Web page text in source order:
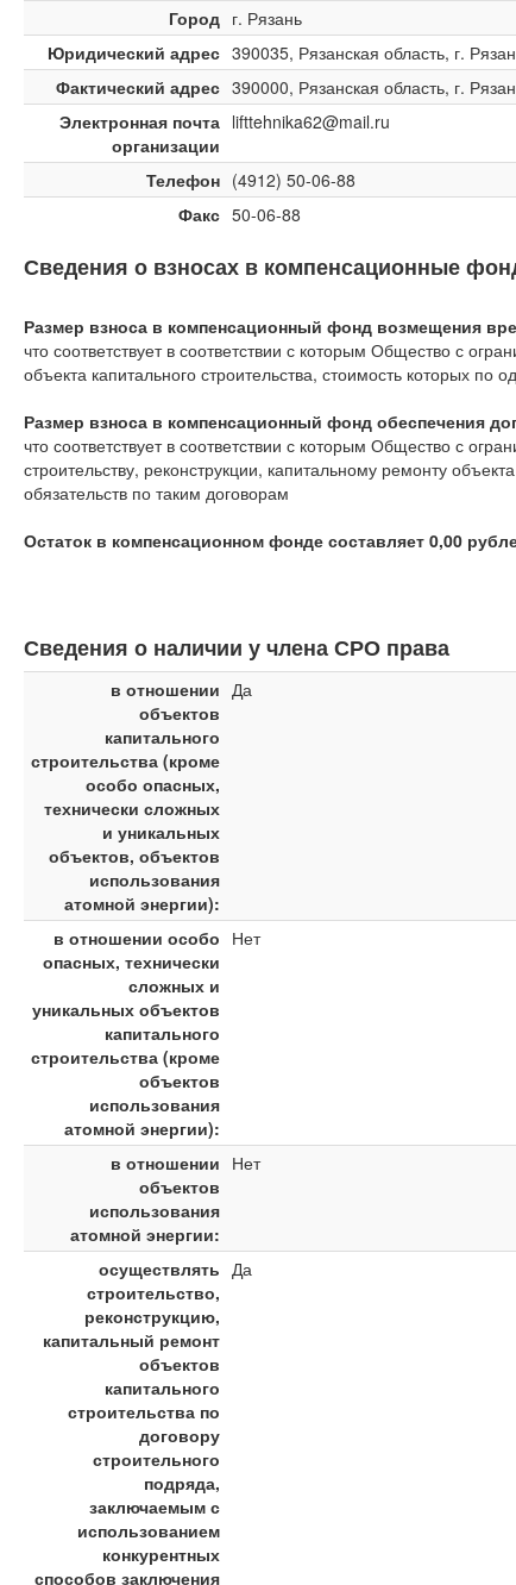
Город г. Рязань
Юридический адрес 390035, Рязанская область, г.
Фактический адрес 390000, Рязанская область, г.
Электронная почта
организации
lifttehnika62@mail.ru
Телефон (4912) 50-06-88
Факс 50-06-88
Сведения о взносах в компенсационные
Размер взноса в компенсационный фонд возмещения
что соответствует в соответствии с которым Общество с
объекта капитального строительства, стоимость которых по
Размер взноса в компенсационный фонд обеспечения
что соответствует в соответствии с которым Общество с
строительству, реконструкции, капитальному ремонту
обязательств по таким договорам
Остаток в компенсационном фонде составляет 0,00
Сведения о наличии у члена СРО права
в отношении
объектов
капитального
строительства (кроме
особо опасных,
технически сложных
и уникальных
объектов, объектов
использования
атомной энергии):
Да
в отношении особо
опасных, технически
сложных и
уникальных объектов
капитального
строительства (кроме
объектов
использования
атомной энергии):
Нет
в отношении
объектов
использования
атомной энергии:
Нет
осуществлять
строительство,
реконструкцию,
капитальный ремонт
объектов
капитального
строительства по
договору
строительного
подряда,
заключаемым с
использованием
конкурентных
способов заключения
Да